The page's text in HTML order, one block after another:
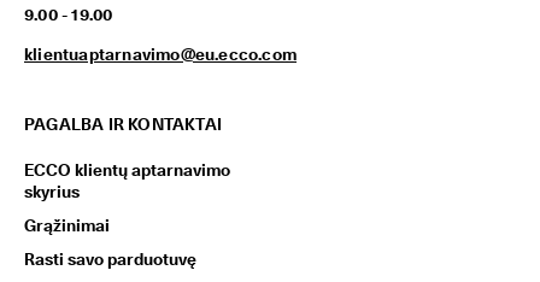
9.00 - 19.00
klientuaptarnavimo@eu.ecco.com
PAGALBA IR KONTAKTAI
ECCO klientų aptarnavimo
skyrius
Grąžinimai
Rasti savo parduotuvę